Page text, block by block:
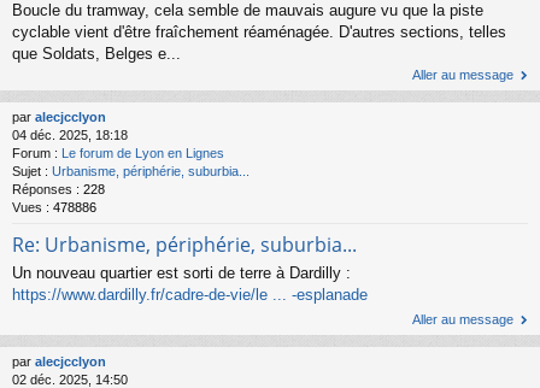
Boucle du tramway, cela semble de mauvais augure vu que la piste
cyclable vient d'être fraîchement réaménagée. D'autres sections, telles
que Soldats, Belges e...
Aller au message
par alecjcclyon
04 déc. 2025, 18:18
Forum : Le forum de Lyon en Lignes
Sujet : Urbanisme, périphérie, suburbia...
Réponses : 228
Vues : 478886
Re: Urbanisme, périphérie, suburbia...
Un nouveau quartier est sorti de terre à Dardilly :
https://www.dardilly.fr/cadre-de-vie/le ... -esplanade
Aller au message
par alecjcclyon
02 déc. 2025, 14:50